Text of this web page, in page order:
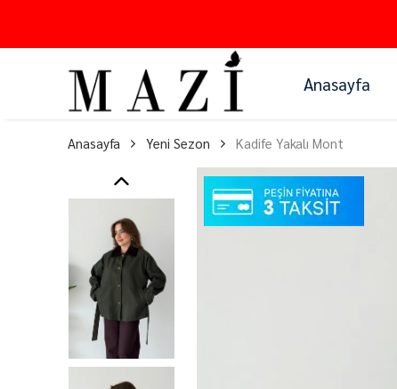
Anasayfa
Anasayfa Yeni Sezon Kadife Yakalı Mont